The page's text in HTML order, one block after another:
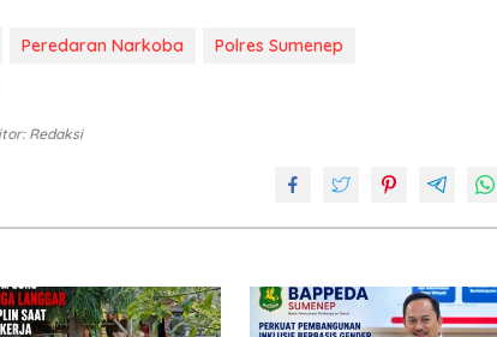
Peredaran Narkoba
Polres Sumenep
Redaksi